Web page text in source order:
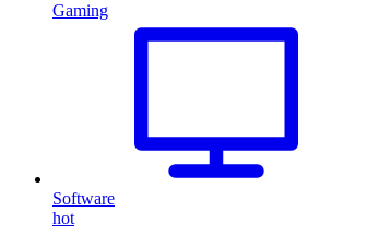
Gaming
Software
hot